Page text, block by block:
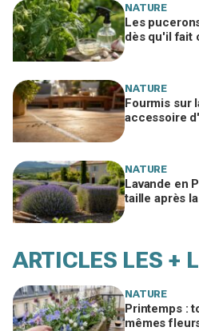
NATURE
Les
dès qu'il fait
NATURE
Fourmis sur
accessoire
NATURE
Lavande en
taille après
ARTICLES LES +
NATURE
Printemps :
mêmes